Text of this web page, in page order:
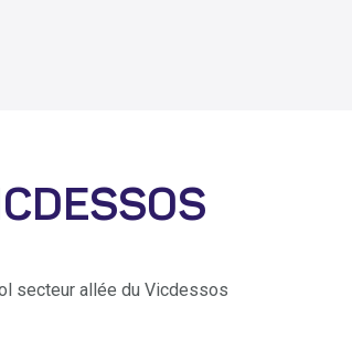
secteur allée du Vicdessos